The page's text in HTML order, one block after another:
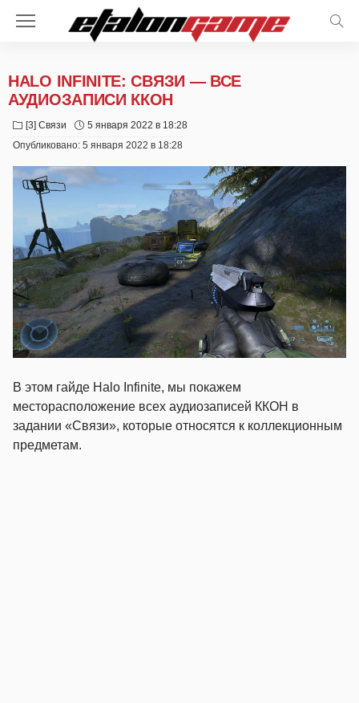
HALO INFINITE: СВЯЗИ — ВСЕ
АУДИОЗАПИСИ ККОН
[3] Связи
5 января 2022 в 18:28
Опубликовано: 5 января 2022 в 18:28
В этом гайде Halo Infinite, мы покажем
месторасположение всех аудиозаписей ККОН в
задании «Связи», которые относятся к коллекционным
предметам.